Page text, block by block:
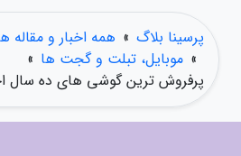
پرسینا بلاگ » همه اخبار و مقاله
» موبایل، تبلت و گجت ها »
پرفروش ترین گوشی های ده سال